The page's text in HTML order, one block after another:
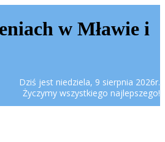
w Mławie i
Dziś jest niedziela, 9 sierpnia 2026r.
Życzymy wszystkiego najlepszego!